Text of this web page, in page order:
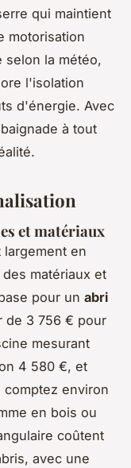
qui maintient
motorisation
la météo,
l'isolation
d'énergie. Avec
à tout
et matériaux
largement en
matériaux et
pour un abri
de 3 756 € pour
mesurant
4 580 €, et
environ
en bois ou
coûtent
avec une